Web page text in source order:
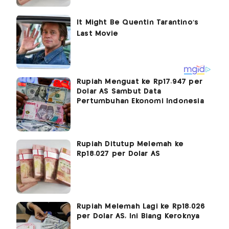
Rupiah Menguat ke Rp17.947 per
Dolar AS Sambut Data
Pertumbuhan Ekonomi Indonesia
Rupiah Ditutup Melemah ke
Rp18.027 per Dolar AS
Rupiah Melemah Lagi ke Rp18.026
per Dolar AS, Ini Biang Keroknya